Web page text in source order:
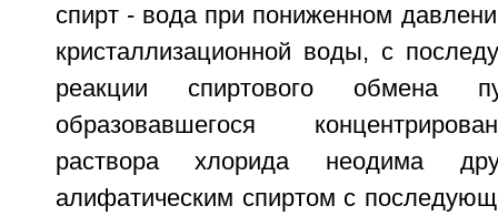
спирт - вода при пониженном
кристаллизационной воды, с
реакции спиртового обмена
образовавшегося
раствора хлорида неодима
алифатическим спиртом с